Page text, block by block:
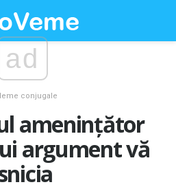
ad
conjugale
amenințător
argument vă